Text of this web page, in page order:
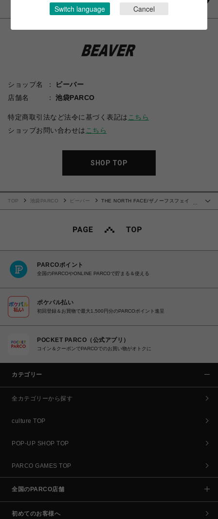
ショップ名
ビーバー
店舗名
池袋PARCO
特定商取引法など法令に基づく表記は こちら
ショップお問い合わせは こちら
SHOP TOP
TOP 池袋PARCO ビーバー
THE NORTH FACE/ザノーフスフェイ
PARCOポイント
全国のPARCOやONLINE PARCOで貯まる＆使える
ポケパル払い
初回登録＆お買物で最大1,500円分のPARCOポイント進呈
POCKET PARCO（公式アプリ）
コイン＆クーポンでPARCOでのお買い物がオトクに
カテゴリー
全カテゴリーから探す
culture TOP
POP-UP SHOP TOP
PARCO GAMES TOP
全国のPARCO店舗
初めてのお客様へ
Switch language Cancel